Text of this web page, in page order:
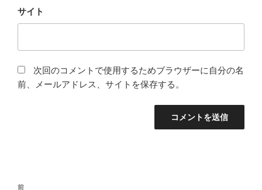
サイト
次回のコメントで使用するためブラウザーに自分の名
前、メールアドレス、サイトを保存する。
投
過
前